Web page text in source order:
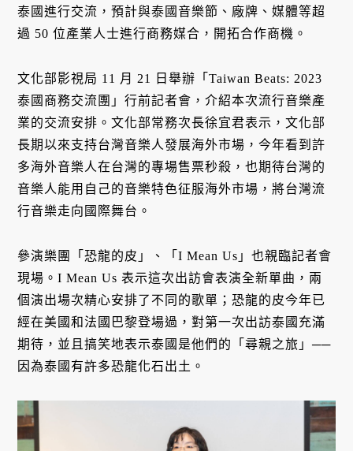
泰國進行交流，預計與泰國音樂節、廠牌、媒體等超
過 50 位產業人士進行商務媒合，開拓合作商機。
文化部影視局 11 月 21 日舉辦「Taiwan Beats: 2023
泰國商務交流團」行前記者會，介紹本次流行音樂產
業的交流安排。文化部常務次長徐宜君表示，文化部
長期以來支持台灣音樂人發展海外市場，今年看到許
多海外音樂人在台灣的專場售票秒殺，也期待台灣的
音樂人能用自己的音樂特色征服海外市場，將台灣流
行音樂走向國際舞台。
參演樂團「恐龍的皮」、「I Mean Us」也親臨記者會
現場。I Mean Us 表示這次出訪會表演全新單曲，兩
個演出場次精心安排了不同的歌單；恐龍的皮今年已
經在美國和法國巴黎登場過，對第一次出訪泰國充滿
期待，並且搞笑地表示泰國是他們的「尋親之旅」──
因為泰國有許多恐龍化石出土。